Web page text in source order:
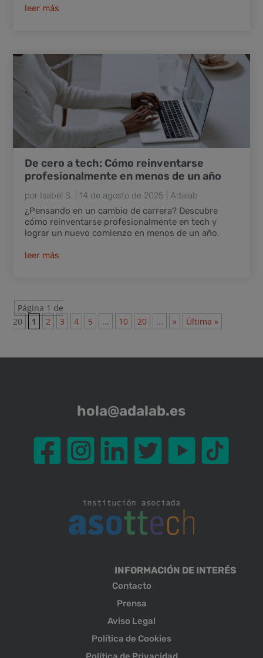
leer más
De cero a tech: Cómo reinventarse
profesionalmente en menos de un año
por Isabel S. 14 de agosto de 2025 |Adalab
¿Pensando en un cambio de carrera? Descubre
cómo reinventarse profesionalmente en tech y
lograr un nuevo comienzo en menos de un año.
leer más
Página 1 de
20
1 2 3 4 5 ... 10 20 ... » Última »
hola@adalab.es
INFORMACIÓN DE INTERÉS
Contacto
Prensa
Aviso Legal
Política de Cookies